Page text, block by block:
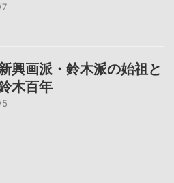
興画派・鈴木派の始祖と
木百年